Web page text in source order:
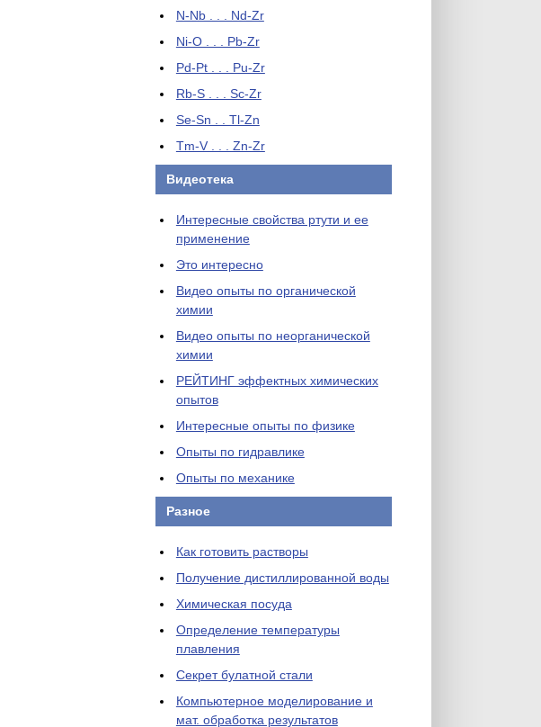
N-Nb . . . Nd-Zr
Ni-O . . . Pb-Zr
Pd-Pt . . . Pu-Zr
Rb-S . . . Sc-Zr
Se-Sn . . Tl-Zn
Tm-V . . . Zn-Zr
Видеотека
Интересные свойства ртути и ее
применение
Это интересно
Видео опыты по органической
химии
Видео опыты по неорганической
химии
РЕЙТИНГ эффектных химических
опытов
Интересные опыты по физике
Опыты по гидравлике
Опыты по механике
Разное
Как готовить растворы
Получение дистиллированной воды
Химическая посуда
Определение температуры
плавления
Секрет булатной стали
Компьютерное моделирование и
мат. обработка результатов